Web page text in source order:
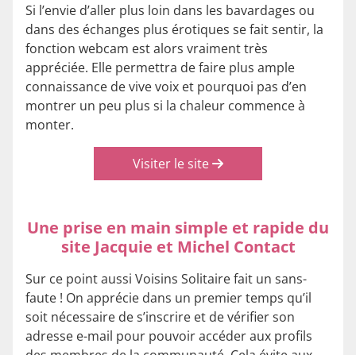
Si l’envie d’aller plus loin dans les bavardages ou
dans des échanges plus érotiques se fait sentir, la
fonction webcam est alors vraiment très
appréciée. Elle permettra de faire plus ample
connaissance de vive voix et pourquoi pas d’en
montrer un peu plus si la chaleur commence à
monter.
Visiter le site
Une prise en main simple et rapide du
site Jacquie et Michel Contact
Sur ce point aussi Voisins Solitaire fait un sans-
faute ! On apprécie dans un premier temps qu’il
soit nécessaire de s’inscrire et de vérifier son
adresse e-mail pour pouvoir accéder aux profils